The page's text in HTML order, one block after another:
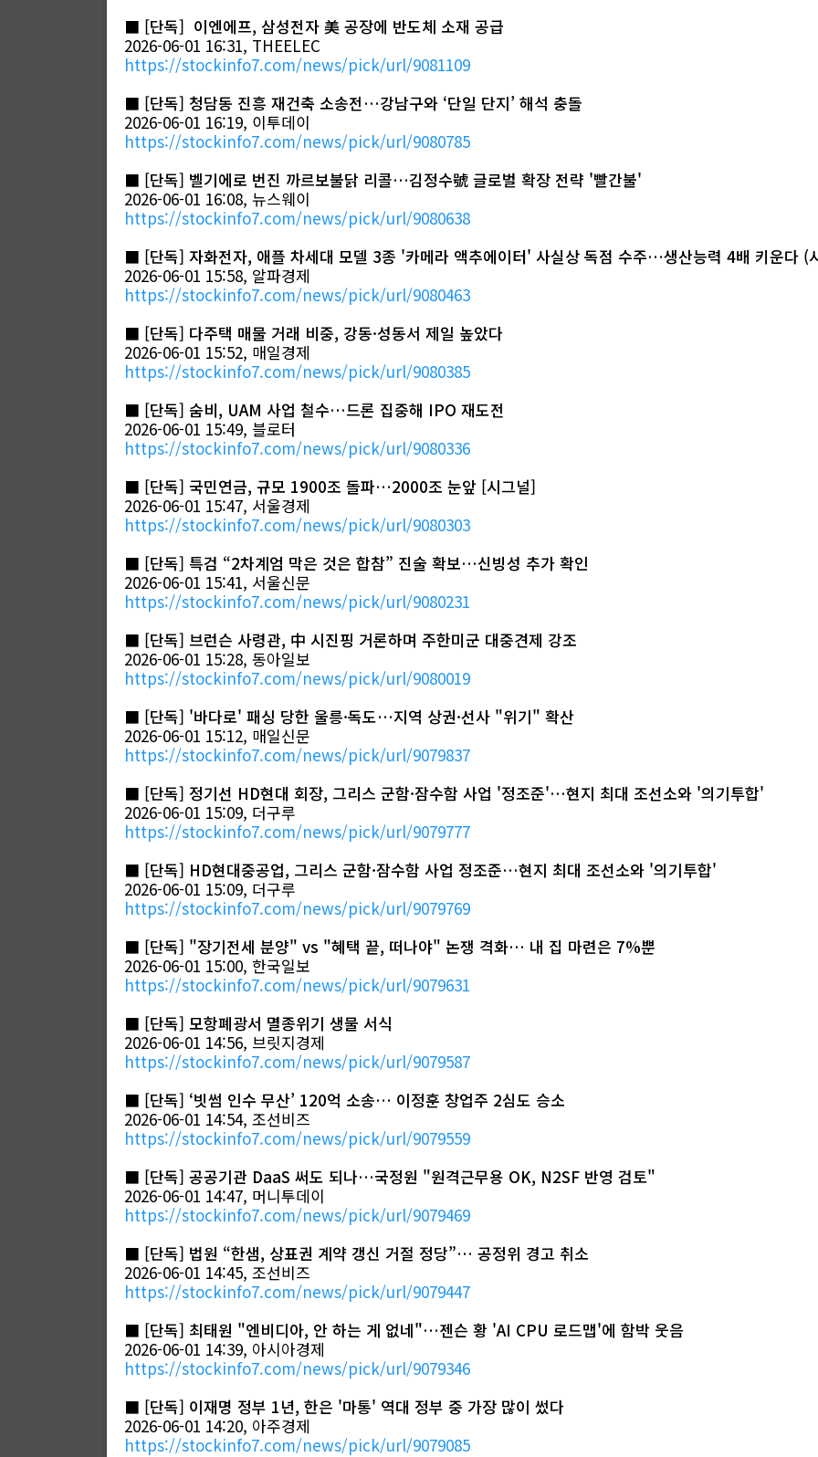
■ [단독] 이엔에프, 삼성전자 美 공장에 반도체 소재 공급
2026-06-01 16:31, THEELEC
https://stockinfo7.com/news/pick/url/9081109
■ [단독] 청담동 진흥 재건축 소송전…강남구와 ‘단일 단지’ 해석 충돌
2026-06-01 16:19, 이투데이
https://stockinfo7.com/news/pick/url/9080785
■ [단독] 벨기에로 번진 까르보불닭 리콜…김정수號 글로벌 확장 전략 '빨간불'
2026-06-01 16:08, 뉴스웨이
https://stockinfo7.com/news/pick/url/9080638
■ ​[단독] 자화전자, 애플 차세대 모델 3종 '카메라 액추에이터' 사실상 독점 수주…생산능력 4배 키운다 (
2026-06-01 15:58, 알파경제
https://stockinfo7.com/news/pick/url/9080463
■ [단독] 다주택 매물 거래 비중, 강동·성동서 제일 높았다
2026-06-01 15:52, 매일경제
https://stockinfo7.com/news/pick/url/9080385
■ ​[단독] 숨비, UAM 사업 철수…드론 집중해 IPO 재도전
2026-06-01 15:49, 블로터
https://stockinfo7.com/news/pick/url/9080336
■ [단독] 국민연금, 규모 1900조 돌파…2000조 눈앞 [시그널]
2026-06-01 15:47, 서울경제
https://stockinfo7.com/news/pick/url/9080303
■ [단독] 특검 “2차계엄 막은 것은 합참” 진술 확보…신빙성 추가 확인
2026-06-01 15:41, 서울신문
https://stockinfo7.com/news/pick/url/9080231
■ [단독] 브런슨 사령관, 中 시진핑 거론하며 주한미군 대중견제 강조
2026-06-01 15:28, 동아일보
https://stockinfo7.com/news/pick/url/9080019
■ [단독] '바다로' 패싱 당한 울릉·독도…지역 상권·선사 "위기" 확산
2026-06-01 15:12, 매일신문
https://stockinfo7.com/news/pick/url/9079837
■ [단독] 정기선 HD현대 회장, 그리스 군함·잠수함 사업 '정조준'…현지 최대 조선소와 '의기투합'
2026-06-01 15:09, 더구루
https://stockinfo7.com/news/pick/url/9079777
■ [단독] HD현대중공업, 그리스 군함·잠수함 사업 정조준…현지 최대 조선소와 '의기투합'
2026-06-01 15:09, 더구루
https://stockinfo7.com/news/pick/url/9079769
■ [단독] "장기전세 분양" vs "혜택 끝, 떠나야" 논쟁 격화… 내 집 마련은 7%뿐
2026-06-01 15:00, 한국일보
https://stockinfo7.com/news/pick/url/9079631
■ [단독] 모항폐광서 멸종위기 생물 서식
2026-06-01 14:56, 브릿지경제
https://stockinfo7.com/news/pick/url/9079587
■ [단독] ‘빗썸 인수 무산’ 120억 소송… 이정훈 창업주 2심도 승소
2026-06-01 14:54, 조선비즈
https://stockinfo7.com/news/pick/url/9079559
■ [단독] 공공기관 DaaS 써도 되나…국정원 "원격근무용 OK, N2SF 반영 검토"
2026-06-01 14:47, 머니투데이
https://stockinfo7.com/news/pick/url/9079469
■ [단독] 법원 “한샘, 상표권 계약 갱신 거절 정당”… 공정위 경고 취소
2026-06-01 14:45, 조선비즈
https://stockinfo7.com/news/pick/url/9079447
■ [단독] 최태원 "엔비디아, 안 하는 게 없네"…젠슨 황 'AI CPU 로드맵'에 함박 웃음
2026-06-01 14:39, 아시아경제
https://stockinfo7.com/news/pick/url/9079346
■ [단독] 이재명 정부 1년, 한은 '마통' 역대 정부 중 가장 많이 썼다
2026-06-01 14:20, 아주경제
https://stockinfo7.com/news/pick/url/9079085